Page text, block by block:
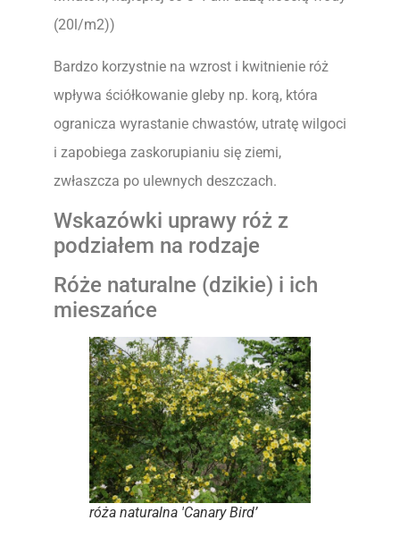
(20l/m2))
Bardzo korzystnie na wzrost i kwitnienie róż
wpływa ściółkowanie gleby np. korą, która
ogranicza wyrastanie chwastów, utratę wilgoci
i zapobiega zaskorupianiu się ziemi,
zwłaszcza po ulewnych deszczach.
Wskazówki uprawy róż z
podziałem na rodzaje
Róże naturalne (dzikie) i ich
mieszańce
róża naturalna 'Canary Bird’